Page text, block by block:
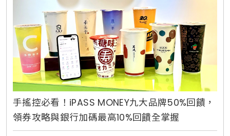
手搖控必看！iPASS MONEY九大品牌50%回饋，
領券攻略與銀行加碼最高10%回饋全掌握